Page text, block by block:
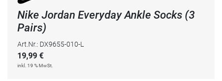
Nike Jordan Everyday Ankle Socks (3
Pairs)
Art.Nr.: DX9655-010-L
19,99 €
inkl. 19 % MwSt.